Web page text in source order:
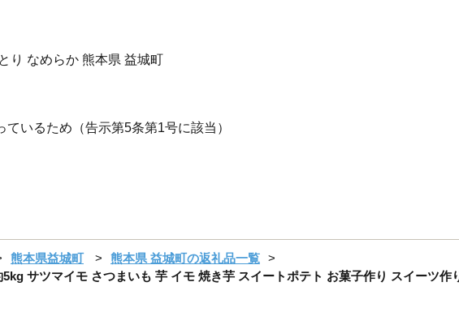
り なめらか 熊本県 益城町
いるため（告示第5条第1号に該当）
熊本県益城町
熊本県 益城町の返礼品一覧
サツマイモ さつまいも 芋 イモ 焼き芋 スイートポテト お菓子作り スイーツ